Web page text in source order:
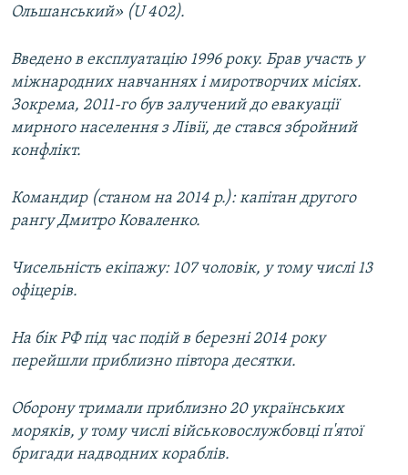
Ольшанський» (U 402).
Введено в експлуатацію 1996 року. Брав участь у
міжнародних навчаннях і миротворчих місіях.
Зокрема, 2011-го був залучений до евакуації
мирного населення з Лівії, де стався збройний
конфлікт.
Командир (станом на 2014 р.): капітан другого
рангу Дмитро Коваленко.
Чисельність екіпажу: 107 чоловік, у тому числі 13
офіцерів.
На бік РФ під час подій в березні 2014 року
перейшли приблизно півтора десятки.
Оборону тримали приблизно 20 українських
моряків, у тому числі військовослужбовці п'ятої
бригади надводних кораблів.